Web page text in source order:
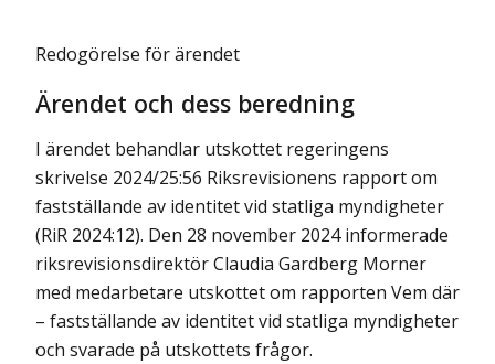
Redogörelse för ärendet
Ärendet och dess beredning
I ärendet behandlar utskottet regeringens
skrivelse 2024/25:56 Riksrevisionens rapport om
fastställande av identitet vid statliga myndigheter
(RiR 2024:12). Den 28 november 2024 informerade
riksrevisionsdirektör Claudia Gardberg Morner
med medarbetare utskottet om rapporten Vem där
– fastställande av identitet vid statliga myndigheter
och svarade på utskottets frågor.